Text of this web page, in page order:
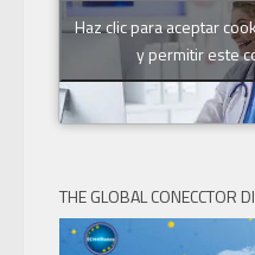
Haz clic para aceptar
y permitir este
THE GLOBAL CONECCTOR